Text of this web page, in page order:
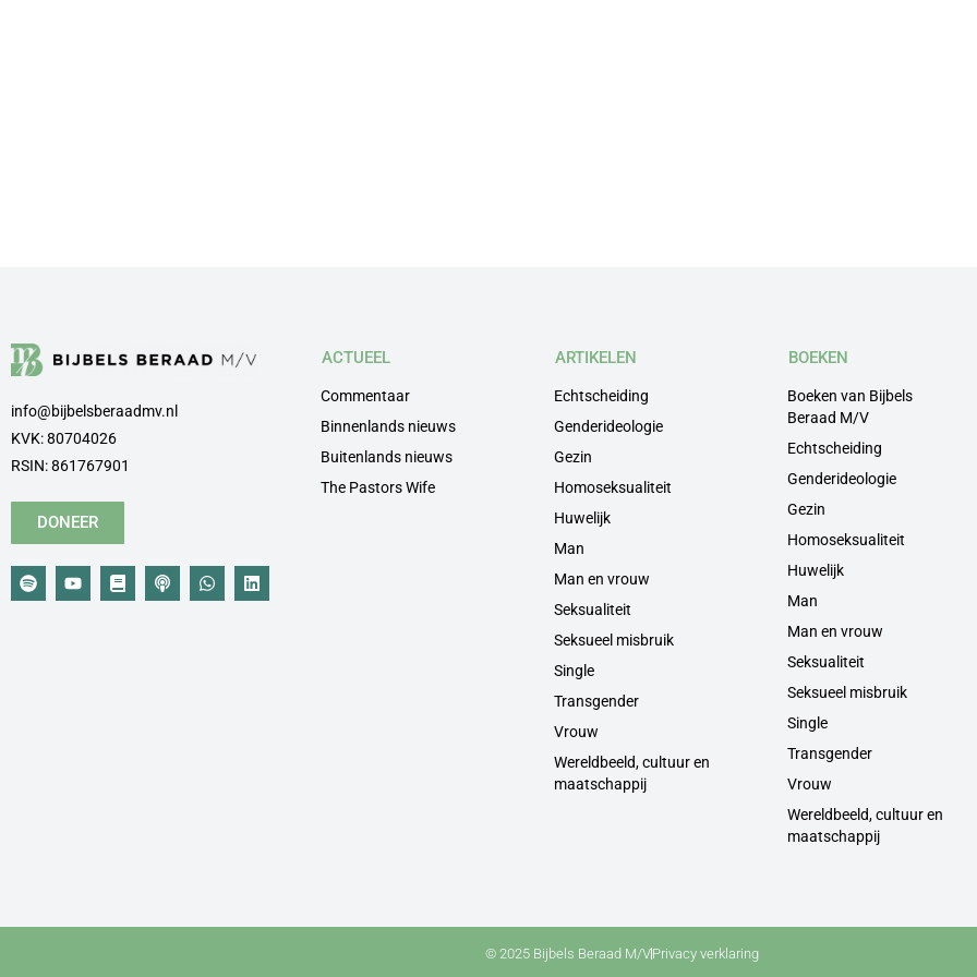
info@bijbelsberaadmv.nl
KVK: 80704026
RSIN: 861767901
DONEER
ACTUEEL
Commentaar
Binnenlands nieuws
Buitenlands nieuws
The Pastors Wife
ARTIKELEN
Echtscheiding
Genderideologie
Gezin
Homoseksualiteit
Huwelijk
Man
Man en vrouw
Seksualiteit
Seksueel misbruik
Single
Transgender
Vrouw
Wereldbeeld, cultuur en
maatschappij
BOEKEN
Boeken van Bijbels
Beraad M/V
Echtscheiding
Genderideologie
Gezin
Homoseksualiteit
Huwelijk
Man
Man en vrouw
Seksualiteit
Seksueel misbruik
Single
Transgender
Vrouw
Wereldbeeld, cultuur en
maatschappij
© 2025 Bijbels Beraad M/VPrivacy verklaring